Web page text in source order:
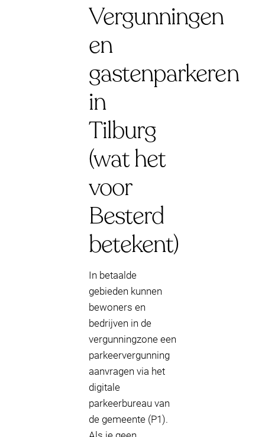
Vergunningen
en
gastenparkeren
in
Tilburg
(wat het
voor
Besterd
betekent)
In betaalde
gebieden kunnen
bewoners en
bedrijven in de
vergunningzone een
parkeervergunning
aanvragen via het
digitale
parkeerbureau van
de gemeente (P1).